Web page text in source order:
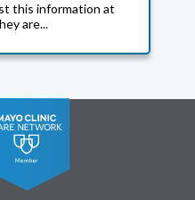
this information at
are...